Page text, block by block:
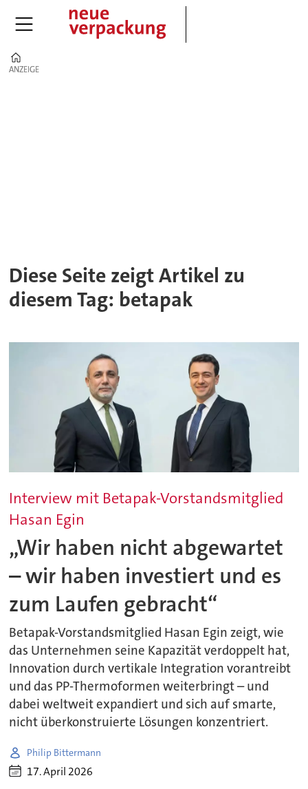
ANZEIGE
ANZEIGE
Diese Seite zeigt Artikel zu
diesem Tag: betapak
Interview mit Betapak-Vorstandsmitglied
Hasan Egin
„Wir haben nicht abgewartet
– wir haben investiert und es
zum Laufen gebracht“
Betapak-Vorstandsmitglied Hasan Egin zeigt, wie
das Unternehmen seine Kapazität verdoppelt hat,
Innovation durch vertikale Integration vorantreibt
und das PP-Thermoformen weiterbringt – und
dabei weltweit expandiert und sich auf smarte,
nicht überkonstruierte Lösungen konzentriert.
Philip Bittermann
17. April 2026